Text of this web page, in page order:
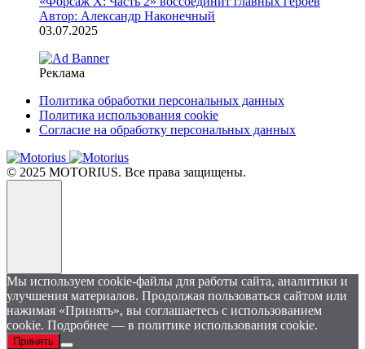
Автор: Александр Наконечный
03.07.2025
Реклама
Политика обработки персональных данных
Политика использования cookie
Согласие на обработку персональных данных
© 2025 MOTORIUS. Все права защищены.
Мы используем cookie-файлы для работы сайта, аналитики и
улучшения материалов. Продолжая пользоваться сайтом или
нажимая «Принять», вы соглашаетесь с использованием
cookie. Подробнее — в политике использования cookie.
Принять